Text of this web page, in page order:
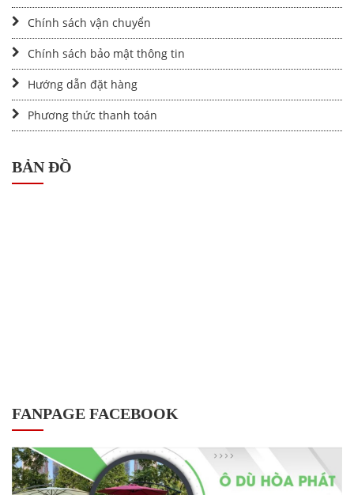
Chính sách vận chuyển
Chính sách bảo mật thông tin
Hướng dẫn đặt hàng
Phương thức thanh toán
BẢN ĐỒ
FANPAGE FACEBOOK